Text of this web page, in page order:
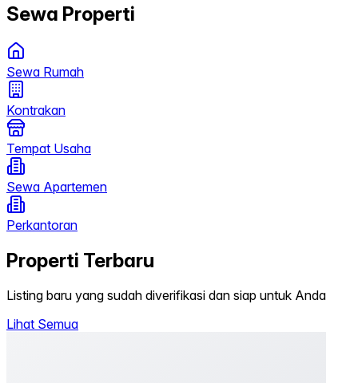
Sewa Properti
Sewa Rumah
Kontrakan
Tempat Usaha
Sewa Apartemen
Perkantoran
Properti Terbaru
Listing baru yang sudah diverifikasi dan siap untuk Anda
Lihat Semua